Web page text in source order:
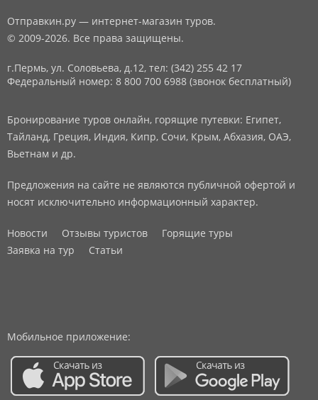
Отправкин.ру — интернет-магазин туров.
© 2009-2026. Все права защищены.
г.Пермь, ул. Соловьева, д.12, тел: (342) 255 42 17
Федеральный номер: 8 800 700 6988 (звонок бесплатный)
Бронирование туров онлайн, горящие путевки: Египет,
Тайланд, Греция, Индия, Кипр, Сочи, Крым, Абхазия, ОАЭ,
Вьетнам и др.
Предложения на сайте не являются публичной офертой и
носят исключительно информационный характер.
Новости Отзывы туристов
Горящие туры
Заявка на тур
Статьи
Мобильное приложение: